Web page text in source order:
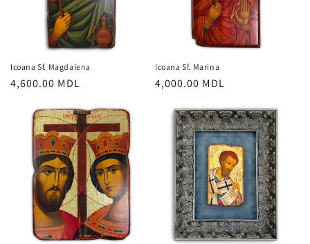
Icoana Sf. Magdalena
Preț
4,600.00 MDL
Icoana Sf. Marina
Preț
4,000.00 MDL